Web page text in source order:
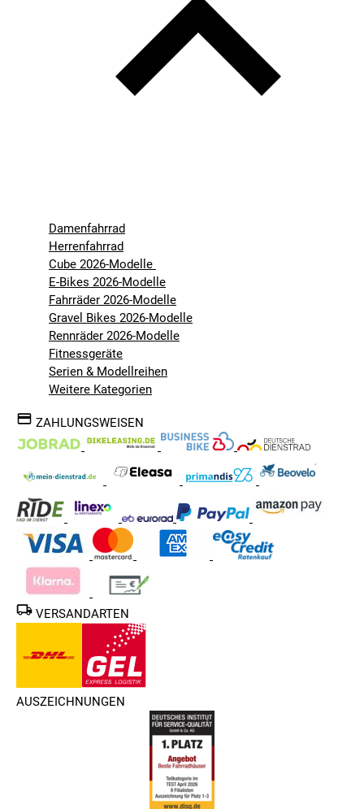
Damenfahrrad
Herrenfahrrad
Cube 2026-Modelle
E-Bikes 2026-Modelle
Fahrräder 2026-Modelle
Gravel Bikes 2026-Modelle
Rennräder 2026-Modelle
Fitnessgeräte
Serien & Modellreihen
Weitere Kategorien
ZAHLUNGSWEISEN
VERSANDARTEN
AUSZEICHNUNGEN